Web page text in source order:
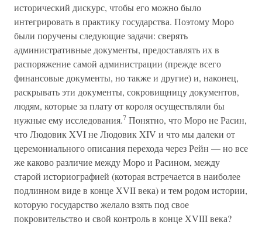
исторический дискурс, чтобы его можно было
интегрировать в практику государства. Поэтому Моро
были поручены следующие задачи: сверять
административные документы, предоставлять их в
распоряжение самой администрации (прежде всего
финансовые документы, но также и другие) и, наконец,
раскрывать эти документы, сокровищницу документов,
людям, которые за плату от короля осуществляли бы
нужные ему исследования.7 Понятно, что Моро не Расин,
что Людовик XVI не Людовик XIV и что мы далеки от
церемониального описания перехода через Рейн — но все
же каково различие между Моро и Расином, между
старой историографией (которая встречается в наиболее
подлинном виде в конце XVII века) и тем родом истории,
которую государство желало взять под свое
покровительство и свой контроль в конце XVIII века?